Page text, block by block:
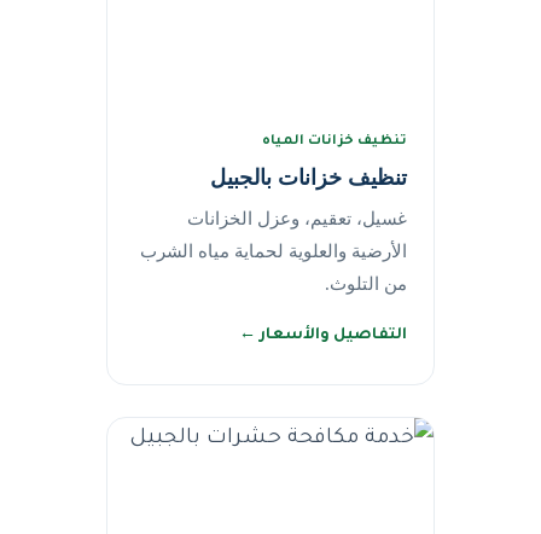
تنظيف خزانات المياه
تنظيف خزانات بالجبيل
غسيل، تعقيم، وعزل الخزانات
الأرضية والعلوية لحماية مياه الشرب
من التلوث.
التفاصيل والأسعار ←